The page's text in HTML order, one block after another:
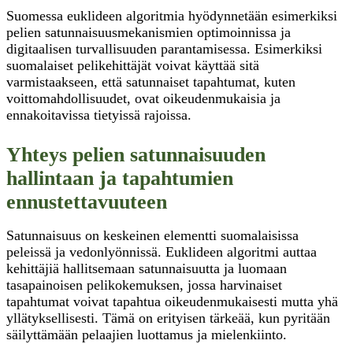
Suomessa euklideen algoritmia hyödynnetään esimerkiksi
pelien satunnaisuusmekanismien optimoinnissa ja
digitaalisen turvallisuuden parantamisessa. Esimerkiksi
suomalaiset pelikehittäjät voivat käyttää sitä
varmistaakseen, että satunnaiset tapahtumat, kuten
voittomahdollisuudet, ovat oikeudenmukaisia ja
ennakoitavissa tietyissä rajoissa.
Yhteys pelien satunnaisuuden
hallintaan ja tapahtumien
ennustettavuuteen
Satunnaisuus on keskeinen elementti suomalaisissa
peleissä ja vedonlyönnissä. Euklideen algoritmi auttaa
kehittäjiä hallitsemaan satunnaisuutta ja luomaan
tasapainoisen pelikokemuksen, jossa harvinaiset
tapahtumat voivat tapahtua oikeudenmukaisesti mutta yhä
yllätyksellisesti. Tämä on erityisen tärkeää, kun pyritään
säilyttämään pelaajien luottamus ja mielenkiinto.